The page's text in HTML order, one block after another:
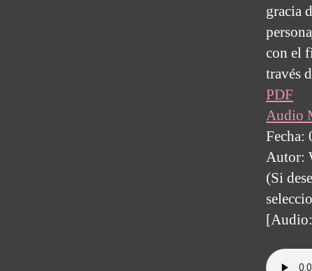
gracia
con el
través
PDF
Audio
Fecha:
Autor:
(Si